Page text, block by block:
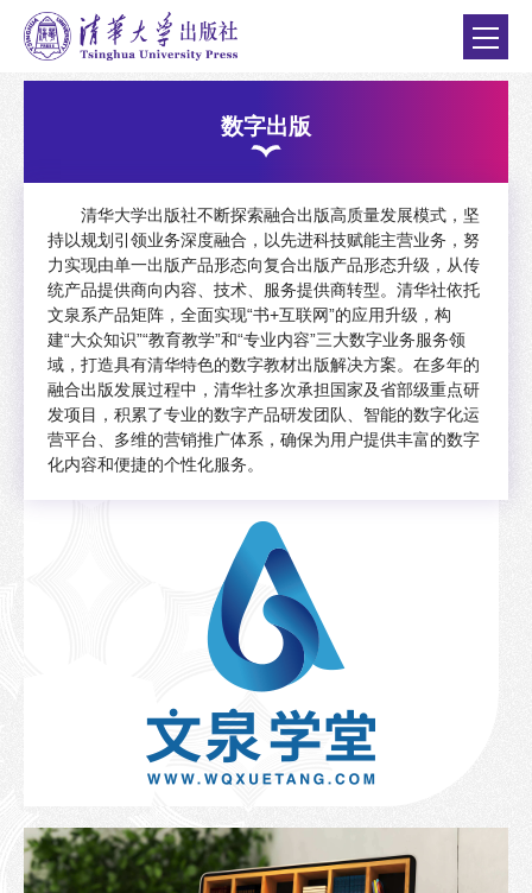
数字出版
清华大学出版社不断探索融合出版高质量发展模式，坚
持以规划引领业务深度融合，以先进科技赋能主营业务，努
力实现由单一出版产品形态向复合出版产品形态升级，从传
统产品提供商向内容、技术、服务提供商转型。清华社依托
文泉系产品矩阵，全面实现“书+互联网”的应用升级，构
建“大众知识”“教育教学”和“专业内容”三大数字业务服务领
域，打造具有清华特色的数字教材出版解决方案。在多年的
融合出版发展过程中，清华社多次承担国家及省部级重点研
发项目，积累了专业的数字产品研发团队、智能的数字化运
营平台、多维的营销推广体系，确保为用户提供丰富的数字
化内容和便捷的个性化服务。